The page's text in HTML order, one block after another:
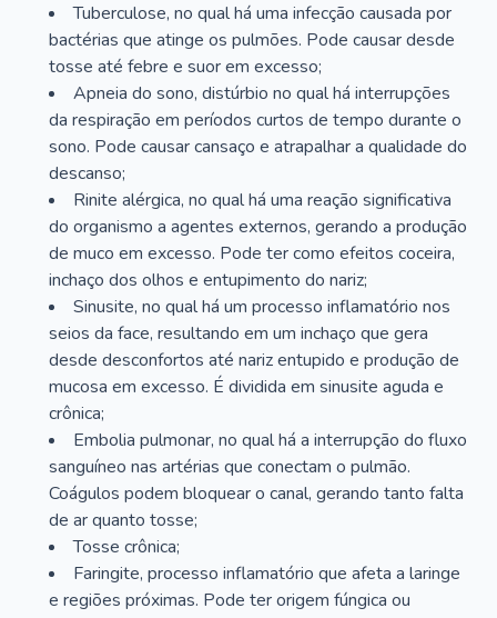
Tuberculose, no qual há uma infecção causada por
bactérias que atinge os pulmões. Pode causar desde
tosse até febre e suor em excesso;
Apneia do sono, distúrbio no qual há interrupções
da respiração em períodos curtos de tempo durante o
sono. Pode causar cansaço e atrapalhar a qualidade do
descanso;
Rinite alérgica, no qual há uma reação significativa
do organismo a agentes externos, gerando a produção
de muco em excesso. Pode ter como efeitos coceira,
inchaço dos olhos e entupimento do nariz;
Sinusite, no qual há um processo inflamatório nos
seios da face, resultando em um inchaço que gera
desde desconfortos até nariz entupido e produção de
mucosa em excesso. É dividida em sinusite aguda e
crônica;
Embolia pulmonar, no qual há a interrupção do fluxo
sanguíneo nas artérias que conectam o pulmão.
Coágulos podem bloquear o canal, gerando tanto falta
de ar quanto tosse;
Tosse crônica;
Faringite, processo inflamatório que afeta a laringe
e regiões próximas. Pode ter origem fúngica ou